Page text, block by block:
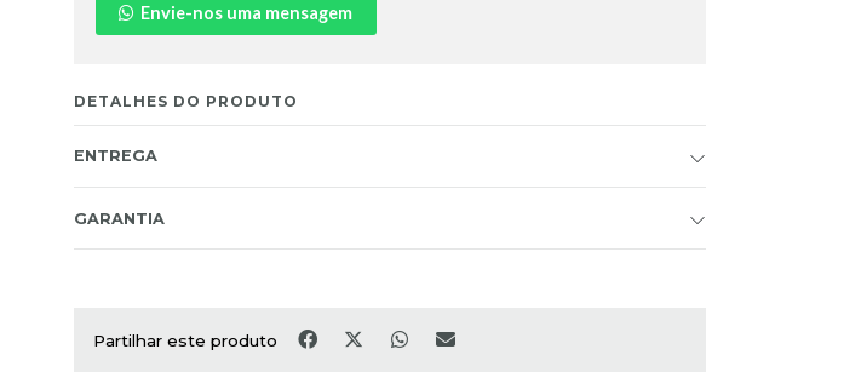
Envie-nos uma mensagem
DETALHES DO PRODUTO
ENTREGA
GARANTIA
Partilhar este produto